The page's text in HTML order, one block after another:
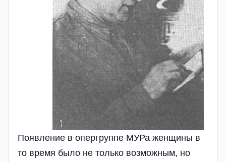
Появление в опергруппе МУРа женщины в
то время было не только возможным, но